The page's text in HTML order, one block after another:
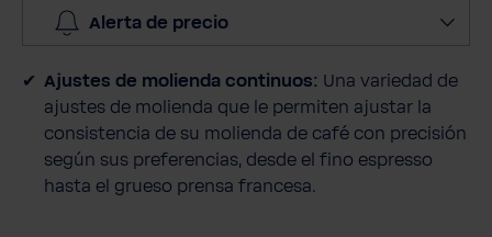
i
a
Alerta de precio
Ajustes de molienda continuos: Una variedad de
ajustes de molienda que le permiten ajustar la
consistencia de su molienda de café con precisión
según sus preferencias, desde el fino espresso
hasta el grueso prensa francesa.